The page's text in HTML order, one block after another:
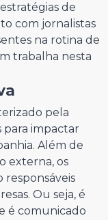
de
com jornalistas
na rotina de
trabalha nesta
pela
para impactar
Além de
externa, os
responsáveis
Ou seja, é
é comunicado